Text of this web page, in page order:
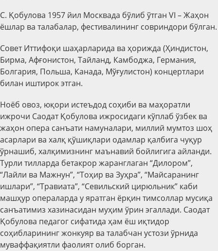
С. Қобулова 1957 йил Москвада бўлиб ўтган VI – Жаҳон
ёшлар ва талабалар, фестивалининг совриндори бўлган.
Совет Иттифоқи шаҳарларида ва ҳорижда (Ҳиндистон,
Бирма, Афғонистон, Тайланд, Камбоджа, Германия,
Болгария, Польша, Канада, Мўғулистон) концертлари
билан иштирок этган.
Ноёб овоз, юқори истеъдод соҳиби ва маҳоратли
ижрочи Саодат Қобулова ижросидаги кўплаб ўзбек ва
жаҳон опера санъати намуналари, миллий мумтоз шоҳ
асарлари ва халқ қўшиқлари одамлар қалбига чуқур
ўрнашиб, халқимизнинг маънавий бойлигига айланди.
Турли тилларда бетакрор жаранглаган “Дилором”,
“Лайли ва Мажнун”, “Тоҳир ва Зуҳра”, “Майсаранинг
ишлари”, “Травиата”, “Севильский цирюльник” каби
машҳур операларда у яратган ёрқин тимсоллар мусиқа
санъатимиз хазинасидан муҳим ўрин эгаллади. Саодат
Қобулова педагог сифатида ҳам ёш иқтидор
соҳибларининг жонкуяр ва талабчан устози ўрнида
муваффақиятли фаолият олиб борган.